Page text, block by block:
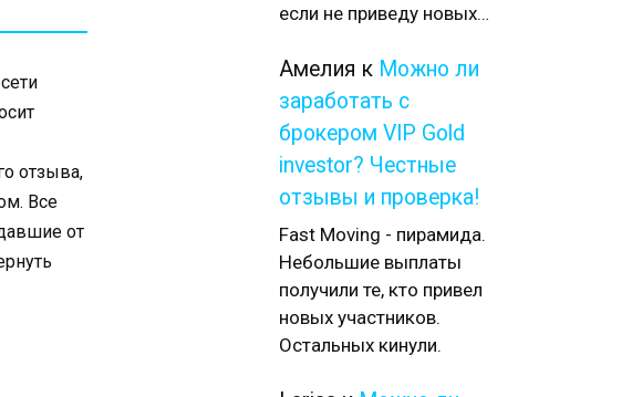
отзыва,
Все
от
если не приведу новых…
Амелия к Можно ли
заработать с
брокером VIP Gold
investor? Честные
отзывы и проверка!
Fast Moving - пирамида.
Небольшие выплаты
получили те, кто привел
новых участников.
Остальных кинули.